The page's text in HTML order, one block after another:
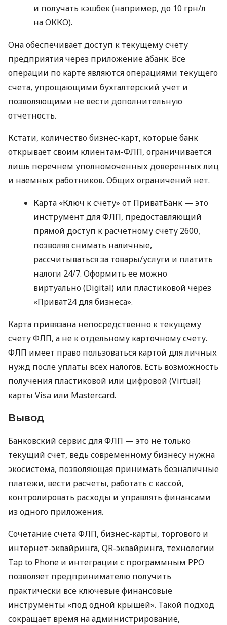
и получать кэшбек (например, до 10 грн/л
на ОККО).
Она обеспечивает доступ к текущему счету
предприятия через приложение àбанк. Все
операции по карте являются операциями текущего
счета, упрощающими бухгалтерский учет и
позволяющими не вести дополнительную
отчетность.
Кстати, количество бизнес-карт, которые банк
открывает своим клиентам-ФЛП, ограничивается
лишь перечнем уполномоченных доверенных лиц
и наемных работников. Общих ограничений нет.
Карта «Ключ к счету» от ПриватБанк — это
инструмент для ФЛП, предоставляющий
прямой доступ к расчетному счету 2600,
позволяя снимать наличные,
рассчитываться за товары/услуги и платить
налоги 24/7. Оформить ее можно
виртуально (Digital) или пластиковой через
«Приват24 для бизнеса».
Карта привязана непосредственно к текущему
счету ФЛП, а не к отдельному карточному счету.
ФЛП имеет право пользоваться картой для личных
нужд после уплаты всех налогов. Есть возможность
получения пластиковой или цифровой (Virtual)
карты Visa или Mastercard.
Вывод
Банковский сервис для ФЛП — это не только
текущий счет, ведь современному бизнесу нужна
экосистема, позволяющая принимать безналичные
платежи, вести расчеты, работать с кассой,
контролировать расходы и управлять финансами
из одного приложения.
Сочетание счета ФЛП, бизнес-карты, торгового и
интернет-эквайринга, QR-эквайринга, технологии
Tap to Phone и интеграции с программным РРО
позволяет предпринимателю получить
практически все ключевые финансовые
инструменты «под одной крышей». Такой подход
сокращает время на администрирование,